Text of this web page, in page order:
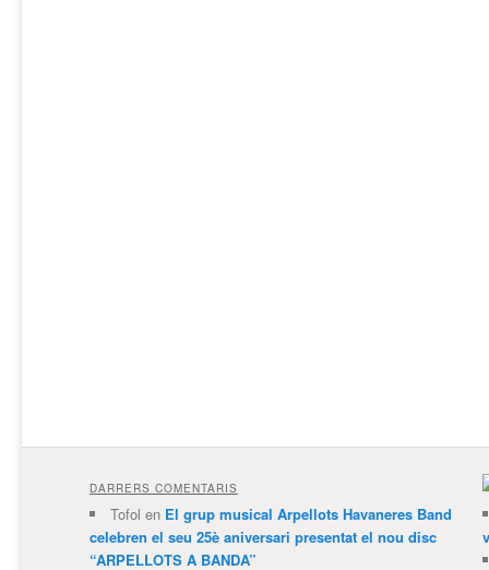
DARRERS COMENTARIS
Tofol en El grup musical Arpellots Havaneres Band
celebren el seu 25è aniversari presentat el nou disc
“ARPELLOTS A BANDA”